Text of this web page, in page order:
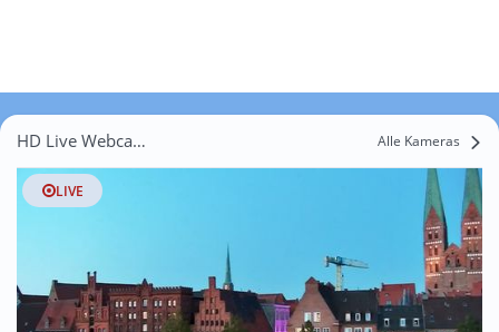
HD Live Webcams Todesfelde Alle Kameras
LIVE